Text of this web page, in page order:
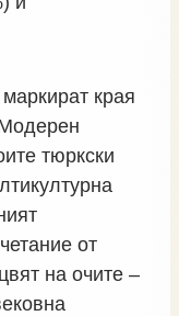
края
Модерен
тюркски
от
на очите –